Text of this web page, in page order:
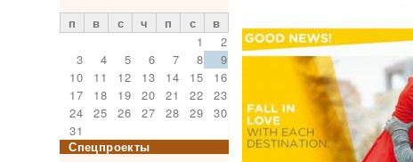
п в с ч п с
в
1
2
3
4 5 6 7 8
9
10
11 12 13 14 15
16
17
18 19 20 21 22
23
24
25 26 27 28 29
30
31
Спецпроекты